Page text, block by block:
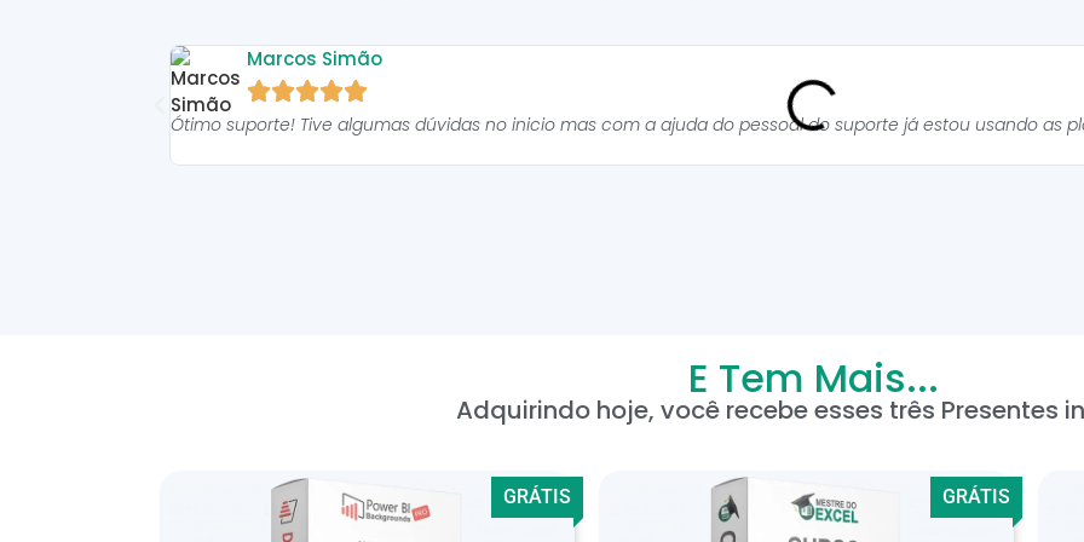
Marcos Simão

Ótimo suporte! Tive algumas dúvidas no inicio mas com a ajuda do pessoal do suporte já estou usando as
E Tem Mais...
Adquirindo hoje, você recebe esses três Presentes
GRÁTIS GRÁTIS